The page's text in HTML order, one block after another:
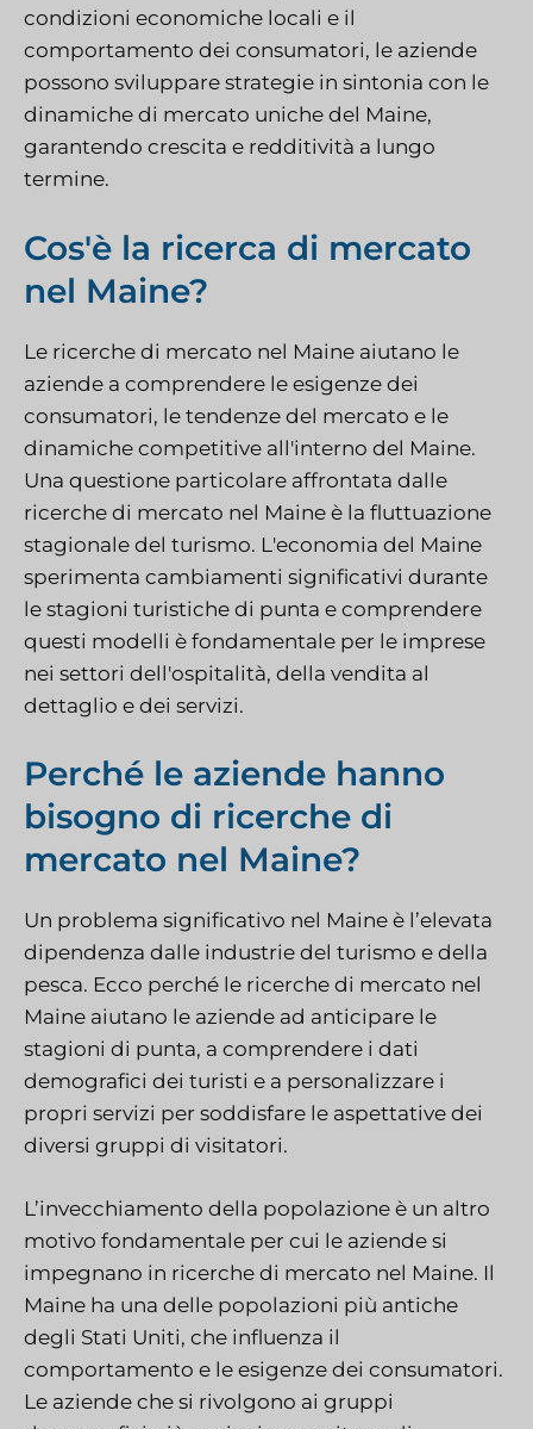
condizioni economiche locali e il
comportamento dei consumatori, le aziende
possono sviluppare strategie in sintonia con le
dinamiche di mercato uniche del Maine,
garantendo crescita e redditività a lungo
termine.
Cos'è la ricerca di mercato
nel Maine?
Le ricerche di mercato nel Maine aiutano le
aziende a comprendere le esigenze dei
consumatori, le tendenze del mercato e le
dinamiche competitive all'interno del Maine.
Una questione particolare affrontata dalle
ricerche di mercato nel Maine è la fluttuazione
stagionale del turismo. L'economia del Maine
sperimenta cambiamenti significativi durante
le stagioni turistiche di punta e comprendere
questi modelli è fondamentale per le imprese
nei settori dell'ospitalità, della vendita al
dettaglio e dei servizi.
Perché le aziende hanno
bisogno di ricerche di
mercato nel Maine?
Un problema significativo nel Maine è l’elevata
dipendenza dalle industrie del turismo e della
pesca. Ecco perché le ricerche di mercato nel
Maine aiutano le aziende ad anticipare le
stagioni di punta, a comprendere i dati
demografici dei turisti e a personalizzare i
propri servizi per soddisfare le aspettative dei
diversi gruppi di visitatori.
L’invecchiamento della popolazione è un altro
motivo fondamentale per cui le aziende si
impegnano in ricerche di mercato nel Maine. Il
Maine ha una delle popolazioni più antiche
degli Stati Uniti, che influenza il
comportamento e le esigenze dei consumatori.
Le aziende che si rivolgono ai gruppi